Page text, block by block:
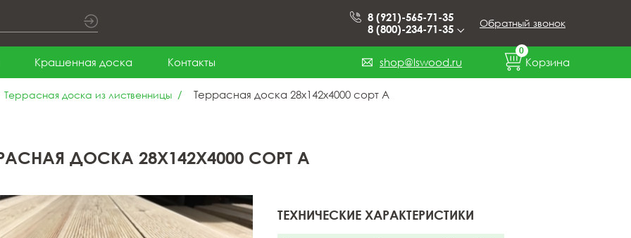
8 (921)-565-71-35
8 (800)-234-71-35
Обратный звонок
Крашенная доска Контакты shop@lswood.ru
0
Корзина
Террасная доска из лиственницы Террасная доска 28x142x4000 сорт А
ДОСКА 28X142X4000 СОРТ А
ТЕХНИЧЕСКИЕ ХАРАКТЕРИСТИКИ